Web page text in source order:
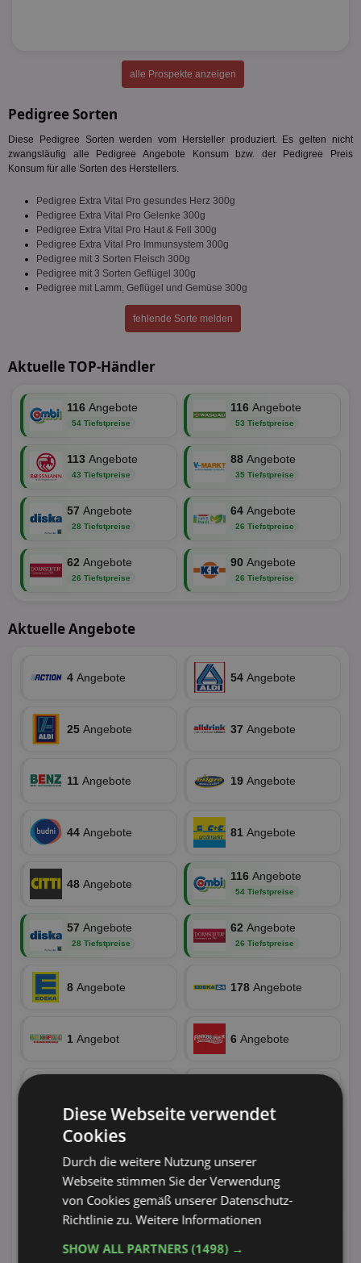
alle Prospekte anzeigen
Pedigree Sorten
Diese Pedigree Sorten werden vom Hersteller produziert. Es gelten nicht
zwangsläufig alle Pedigree Angebote Konsum bzw. der Pedigree Preis
Konsum für alle Sorten des Herstellers.
Pedigree Extra Vital Pro gesundes Herz 300g
Pedigree Extra Vital Pro Gelenke 300g
Pedigree Extra Vital Pro Haut & Fell 300g
Pedigree Extra Vital Pro Immunsystem 300g
Pedigree mit 3 Sorten Fleisch 300g
Pedigree mit 3 Sorten Geflügel 300g
Pedigree mit Lamm, Geflügel und Gemüse 300g
fehlende Sorte melden
Aktuelle TOP-Händler
116 Angebote
54 Tiefstpreise
116 Angebote
53 Tiefstpreise
113 Angebote
43 Tiefstpreise
88 Angebote
35 Tiefstpreise
57 Angebote
28 Tiefstpreise
64 Angebote
26 Tiefstpreise
62 Angebote
26 Tiefstpreise
90 Angebote
26 Tiefstpreise
Aktuelle Angebote
4 Angebote 54 Angebote
25 Angebote 37 Angebote
11 Angebote 19 Angebote
44 Angebote 81 Angebote
48 Angebote
116 Angebote
54 Tiefstpreise
57 Angebote
28 Tiefstpreise
62 Angebote
26 Tiefstpreise
8 Angebote 178 Angebote
1 Angebot 6 Angebote
52 Angebote
Angebote Angebote
64 Angebote
Diese Webseite verwendet
Cookies
Durch die weitere Nutzung unserer
Webseite stimmen Sie der Verwendung
von Cookies gemäß unserer Datenschutz-
Richtlinie zu.Weitere Informationen
SHOW ALL PARTNERS(1498) →